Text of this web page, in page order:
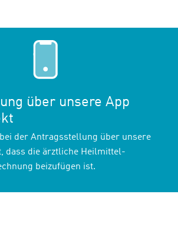
über unsere App
der Antragsstellung über unsere
dass die ärztliche Heilmittel-
beizufügen ist.